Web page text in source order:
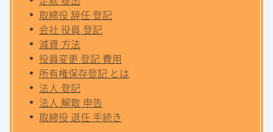
取締役 辞任 登記
会社 役員 登記
減資 方法
役員変更 登記 費用
所有権保存登記 とは
法人 登記
法人 解散 申告
取締役 退任 手続き